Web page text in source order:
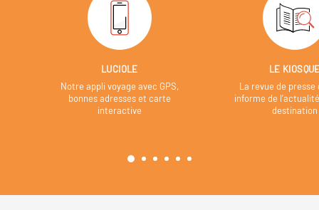
LUCIOLE
Notre appli voyage avec GPS,
bonnes adresses et carte
interactive
LE
La revue de presse
informe de
destination